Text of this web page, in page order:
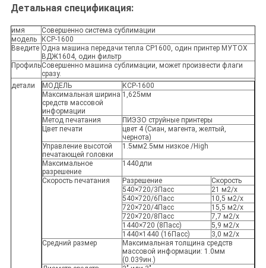
Детальная спецификация:
имя
Совершенно система сублимации
модель
КСР-1600
Введите Одна машина передачи тепла СР1600, один принтер МУТОХ
ВДЖ1604, один фильтр
ПрофильСовершенно машина сублимации, может произвести флаги
сразу.
детали
МОДЕЛЬ
КСР-1600
Максимальная ширина
средств массовой
информации
1,625мм
Метод печатания
ПИЭЗО струйные принтеры
Цвет печати
цвет 4 (Сиан, магента, желтый,
чернота)
Управление высотой
печатающей головки
1.5мм2.5мм низкое /High
Максимальное
разрешение
1440дпи
Скорость печатания Разрешение
Скорость
540×720/3Пасс
21 м2/х
540×720/6Пасс
10,5 м2/х
720×720/4Пасс
15,5 м2/х
720×720/8Пасс
7,7 м2/х
1440×720 (8Пасс)
5,9 м2/х
1440×1440 (16Пасс)
3,0 м2/х
Средний размер
Максимальная толщина средств
массовой информации: 1.0мм
(0.039ин.)